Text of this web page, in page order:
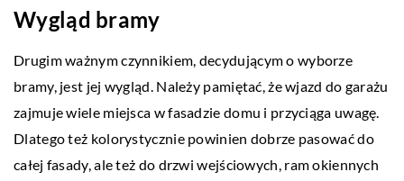
Wygląd bramy
Drugim ważnym czynnikiem, decydującym o wyborze
bramy, jest jej wygląd. Należy pamiętać, że wjazd do garażu
zajmuje wiele miejsca w fasadzie domu i przyciąga uwagę.
Dlatego też kolorystycznie powinien dobrze pasować do
całej fasady, ale też do drzwi wejściowych, ram okiennych